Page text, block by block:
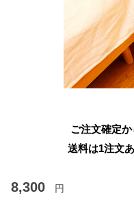
ご注文確定
送料は1注文
8,300 円